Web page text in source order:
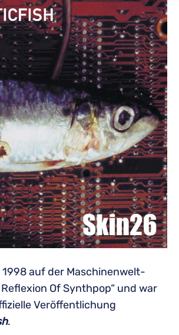
1998 auf der Maschinenwelt-
Of Synthpop“ und war
Veröffentlichung
.